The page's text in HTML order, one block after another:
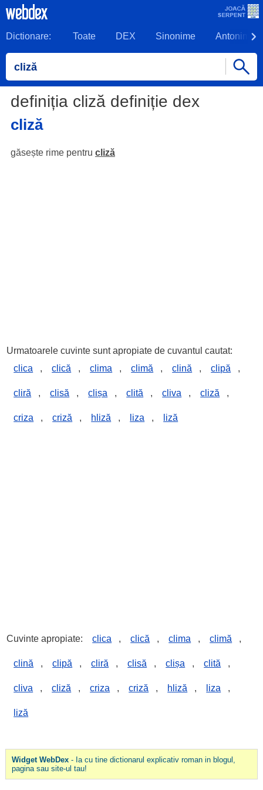
Dictionare: Toate DEX Sinonime Antonime
definiția cliză definiție dex
cliză
găsește rime pentru cliză
Urmatoarele cuvinte sunt apropiate de cuvantul cautat:
clica
, clică , clima , climă , clină , clipă ,
cliră , clisă , clișa , clită , cliva , cliză ,
criza , criză , hliză , liza , liză
Cuvinte apropiate: clica , clică , clima , climă ,
clină , clipă , cliră , clisă , clișa , clită ,
cliva , cliză , criza , criză , hliză , liza ,
liză
Widget WebDex- Ia cu tine dictionarul explicativ roman in blogul,
pagina sau site-ul tau!